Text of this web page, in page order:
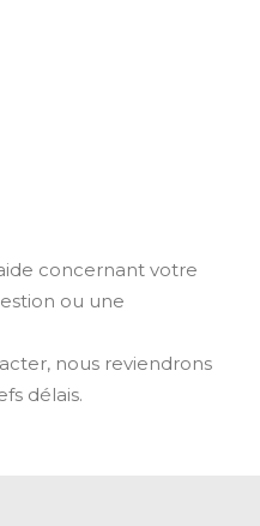
concernant votre
ou une
nous reviendrons
délais.